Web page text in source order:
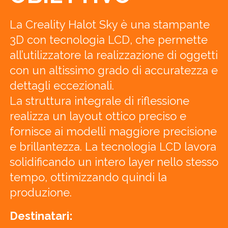
La Creality Halot Sky è una stampante
3D con tecnologia LCD, che permette
all’utilizzatore la realizzazione di oggetti
con un altissimo grado di accuratezza e
dettagli eccezionali.
La struttura integrale di riflessione
realizza un layout ottico preciso e
fornisce ai modelli maggiore precisione
e brillantezza. La tecnologia LCD lavora
solidificando un intero layer nello stesso
tempo, ottimizzando quindi la
produzione.
Destinatari: